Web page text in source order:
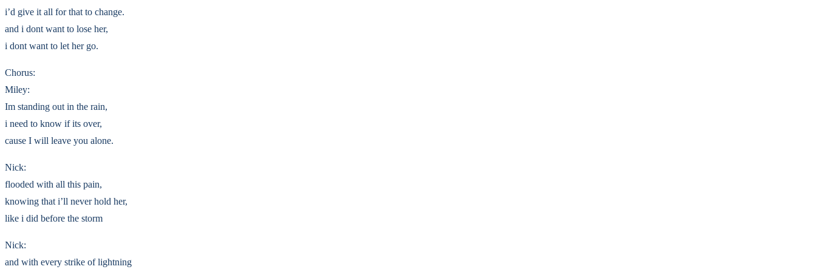
i’d give it all for that to change.
and i dont want to lose her,
i dont want to let her go.
Chorus:
Miley:
Im standing out in the rain,
i need to know if its over,
cause I will leave you alone.
Nick:
flooded with all this pain,
knowing that i’ll never hold her,
like i did before the storm
Nick:
and with every strike of lightning